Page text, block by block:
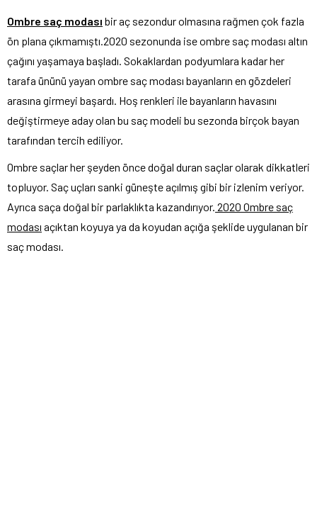
Ombre saç modası bir aç sezondur olmasına rağmen çok fazla
ön plana çıkmamıştı.2020 sezonunda ise ombre saç modası altın
çağını yaşamaya başladı. Sokaklardan podyumlara kadar her
tarafa ününü yayan ombre saç modası bayanların en gözdeleri
arasına girmeyi başardı. Hoş renkleri ile bayanların havasını
değiştirmeye aday olan bu saç modeli bu sezonda birçok bayan
tarafından tercih ediliyor.
Ombre saçlar her şeyden önce doğal duran saçlar olarak dikkatleri
topluyor. Saç uçları sanki güneşte açılmış gibi bir izlenim veriyor.
Ayrıca saça doğal bir parlaklıkta kazandırıyor. 2020 Ombre saç
modası açıktan koyuya ya da koyudan açığa şeklide uygulanan bir
saç modası.